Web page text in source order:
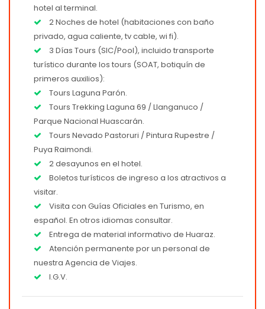
hotel al terminal.
2 Noches de hotel (habitaciones con baño
privado, agua caliente, tv cable, wi fi).
3 Días Tours (SIC/Pool), incluido transporte
turístico durante los tours (SOAT, botiquín de
primeros auxilios):
Tours Laguna Parón.
Tours Trekking Laguna 69 / Llanganuco /
Parque Nacional Huascarán.
Tours Nevado Pastoruri / Pintura Rupestre /
Puya Raimondi.
2 desayunos en el hotel.
Boletos turísticos de ingreso a los atractivos a
visitar.
Visita con Guías Oficiales en Turismo, en
español. En otros idiomas consultar.
Entrega de material informativo de Huaraz.
Atención permanente por un personal de
nuestra Agencia de Viajes.
I.G.V.